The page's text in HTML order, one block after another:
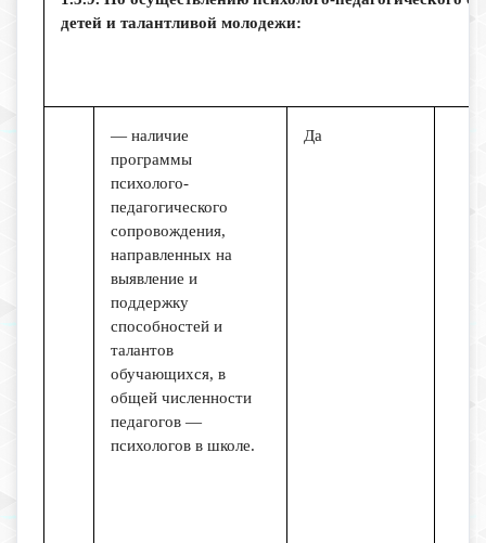
детей и талантливой молодежи:
— наличие
программы
психолого-
педагогического
сопровождения,
направленных на
выявление и
поддержку
способностей и
талантов
обучающихся, в
общей численности
педагогов —
психологов в школе.
Да